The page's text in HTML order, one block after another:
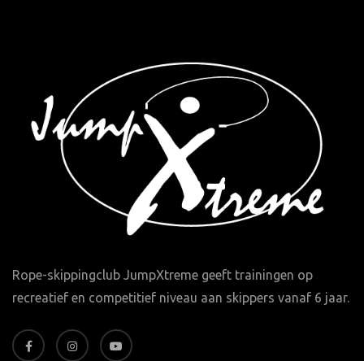
Rope-skippingclub JumpXtreme geeft trainingen op
recreatief en competitief niveau aan skippers vanaf 6 jaar.